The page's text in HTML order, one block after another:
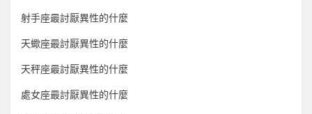
射手座最討厭異性的什麼
天蠍座最討厭異性的什麼
天秤座最討厭異性的什麼
處女座最討厭異性的什麼